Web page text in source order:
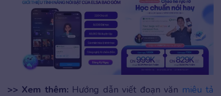
>> Xem thêm: Hướng dẫn viết đoạn văn miêu tả